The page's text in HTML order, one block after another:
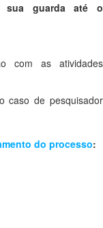
sua guarda até o
com as atividades
caso de pesquisador
do processo: